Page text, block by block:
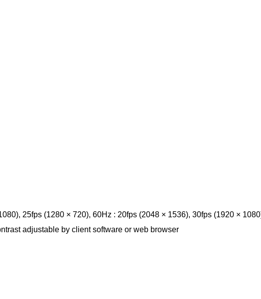
25fps (1280 × 720), 60Hz : 20fps (2048 × 1536), 30fps (1920 ×
adjustable by client software or web browser